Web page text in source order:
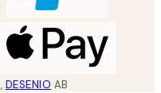
, DESENIO AB